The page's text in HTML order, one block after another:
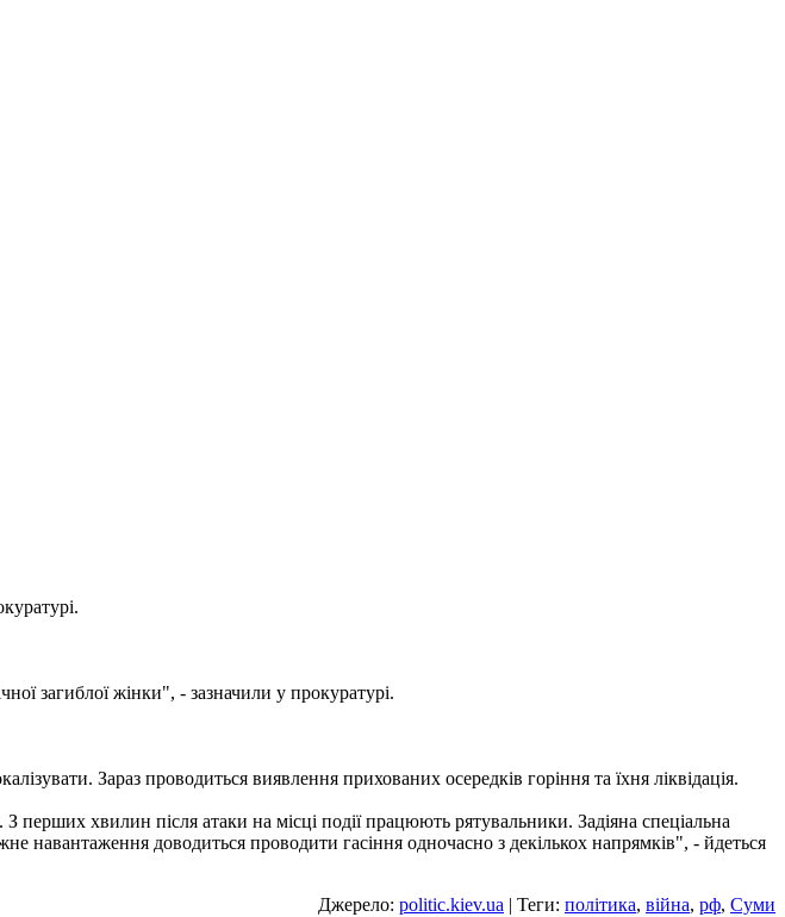
загиблої жінки", - зазначили у прокуратурі.
Зараз проводиться виявлення прихованих осередків горіння та їхня ліквідація.
хвилин після атаки на місці події працюють рятувальники. Задіяна спеціальна
навантаження доводиться проводити гасіння одночасно з декількох напрямків", - йдеться
Джерело: politic.kiev.ua | Теги: політика, війна, рф, Суми